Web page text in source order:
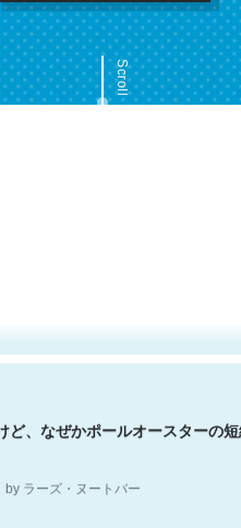
Scroll
ーなんだろうなと凄く思う。英語
。Let’s Fucking Go. Then
ラーズ・ヌートバー
ど、なぜかポールオースターの短
ラーズ・ヌートバー